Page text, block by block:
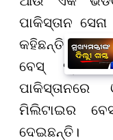
ପାକିସ୍ତାନ
କହିଛନ୍ତି।
ବେସ୍ ସ୍ଥାପନ
ପାକିସ୍ତାନରେ
ମିଲିଟାଇର
ଦେଇଛନ୍ତି।